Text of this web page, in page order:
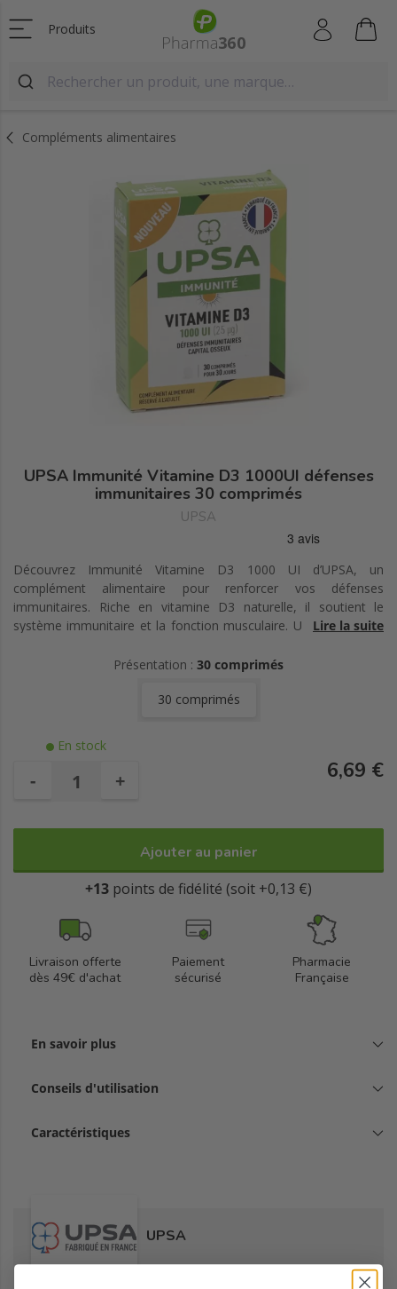
Produits
Compléments alimentaires
UPSA Immunité Vitamine D3 1000UI défenses
immunitaires 30 comprimés
UPSA
Découvrez Immunité Vitamine D3 1000 UI d’UPSA, un
complément alimentaire pour renforcer vos défenses
immunitaires. Riche en vitamine D3 naturelle, il soutient le
système immunitaire et la fonction musculaire. Une cure de 30
Lire la suite
Présentation : 30 comprimés
30 comprimés
En stock
- + 6,69 €
Ajouter au panier
+13 points de fidélité (soit +0,13 €)
Livraison offerte
dès 49€ d'achat
Paiement
sécurisé
Pharmacie
Française
En savoir plus
Conseils d'utilisation
Caractéristiques
UPSA